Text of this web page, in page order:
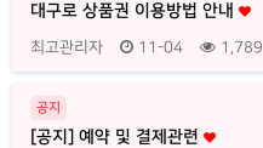
대구로 상품권 이용방법 안내
최고관리자 11-04 1,789
공지
[공지] 예약 및 결제관련